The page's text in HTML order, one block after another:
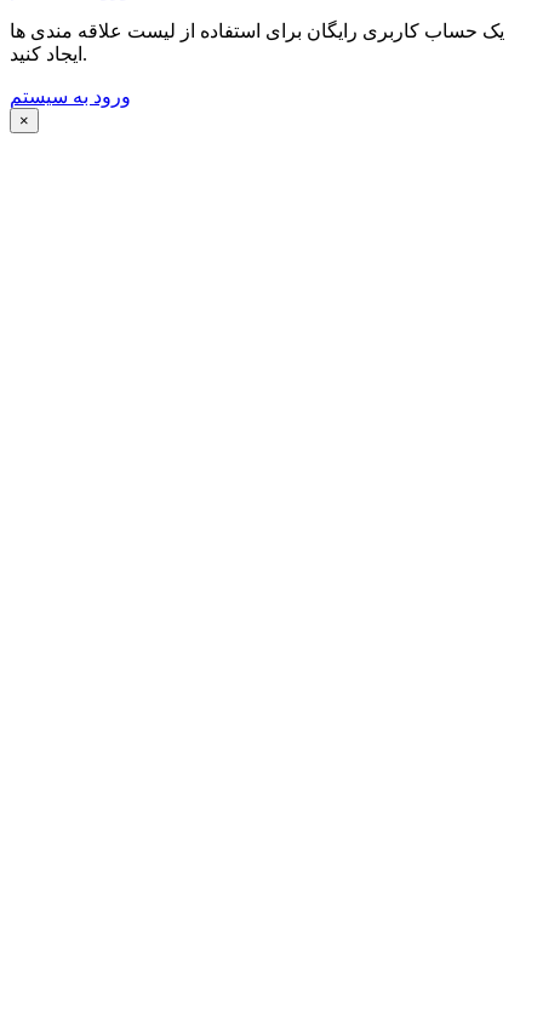
یک حساب کاربری رایگان برای استفاده از لیست علاقه مندی ها
ایجاد کنید.
ورود به سیستم
×